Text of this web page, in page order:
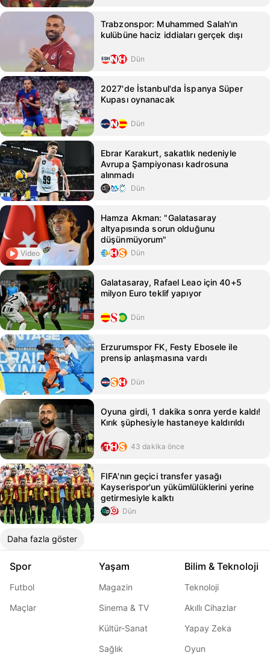
Trabzonspor: Muhammed Salah'ın
kulübüne haciz iddiaları gerçek dışı
Dün
2027'de İstanbul'da İspanya Süper
Kupası oynanacak
Dün
Ebrar Karakurt, sakatlık nedeniyle
Avrupa Şampiyonası kadrosuna
alınmadı
Dün
Video
Hamza Akman: "Galatasaray
altyapısında sorun olduğunu
düşünmüyorum"
Dün
Galatasaray, Rafael Leao için 40+5
milyon Euro teklif yapıyor
Dün
Erzurumspor FK, Festy Ebosele ile
prensip anlaşmasına vardı
Dün
Oyuna girdi, 1 dakika sonra yerde kaldı!
Kırık şüphesiyle hastaneye kaldırıldı
43 dakika önce
FIFA'nın geçici transfer yasağı
Kayserispor'un yükümlülüklerini yerine
getirmesiyle kalktı
Dün
Daha fazla göster
Spor
Futbol
Maçlar
Yaşam
Magazin
Sinema & TV
Kültür-Sanat
Sağlık
Bilim & Teknoloji
Teknoloji
Akıllı Cihazlar
Yapay Zeka
Oyun